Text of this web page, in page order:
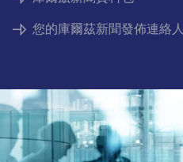
您的庫爾茲新聞發佈連絡人